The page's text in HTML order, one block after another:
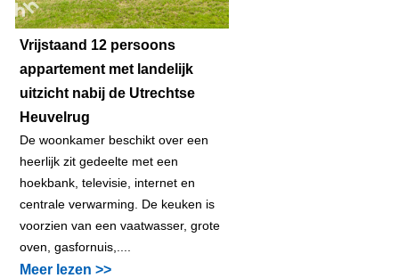
Vrijstaand 12 persoons
appartement met landelijk
uitzicht nabij de Utrechtse
Heuvelrug
De woonkamer beschikt over een
heerlijk zit gedeelte met een
hoekbank, televisie, internet en
centrale verwarming. De keuken is
voorzien van een vaatwasser, grote
oven, gasfornuis,....
Meer lezen >>